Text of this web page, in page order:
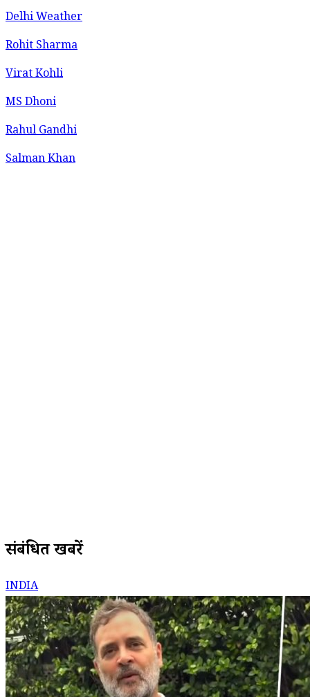
Delhi Weather
Rohit Sharma
Virat Kohli
MS Dhoni
Rahul Gandhi
Salman Khan
संबंधित खबरें
INDIA